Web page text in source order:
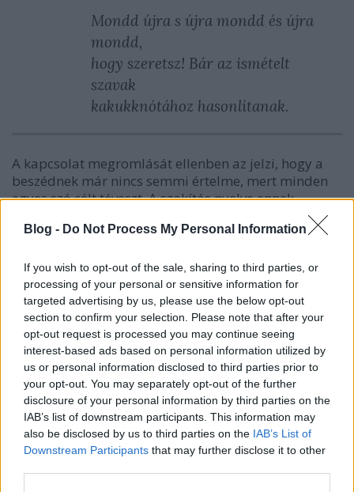
Blog - Do Not Process My Personal Information
If you wish to opt-out of the sale, sharing to third parties, or
processing of your personal or sensitive information for
targeted advertising by us, please use the below opt-out
section to confirm your selection. Please note that after your
opt-out request is processed you may continue seeing
interest-based ads based on personal information utilized by
us or personal information disclosed to third parties prior to
your opt-out. You may separately opt-out of the further
disclosure of your personal information by third parties on the
IAB’s list of downstream participants. This information may
also be disclosed by us to third parties on the IAB’s List of
Downstream Participants that may further disclose it to other
Mondd újra s újra mondd és újra
mondd,
hogy szeretsz! Bár az ismételt
szavak
kakukknótához hasonlítanak.
A kapcsolat megromlását ellenben az jelzi, hogy a
beszédnek már nincs semmi értelme, mert minden
egyes szó célt téveszt. A szakítás nyelve ennek
megfelelően durva és kíméletlen. Példaként álljon itt
József Attila Magánycímű versének két sora:
Bogár lépjen nyitott szemedre.
Zöldes bársony-penész pihézze
melledet.
A harmadik tanulmány a 20. század egyik
meghatározó művét, Ludwig WittgensteinLogikai-
filozófiai értekezését elemzi. A mű nevezetes 7. tételét
– „Amiről nem lehet beszélni, arról hallgatni kell” –
nagyon sokan ismerik, bár lehet, hogy nem tudják, ki